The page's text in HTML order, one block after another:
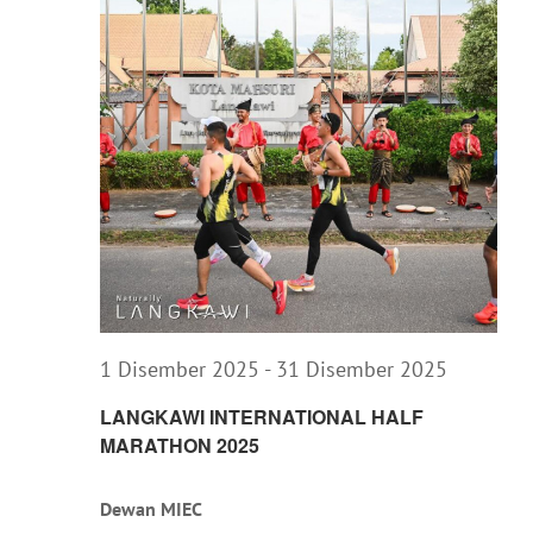
LANGKAWI INTERNATIONAL HALF
MARATHON 2025
1 Disember 2025 - 31 Disember 2025
Dewan MIEC